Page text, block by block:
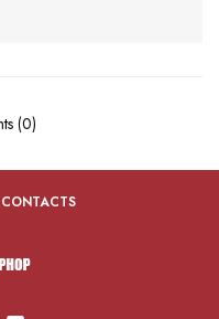
(0)
CONTACTS